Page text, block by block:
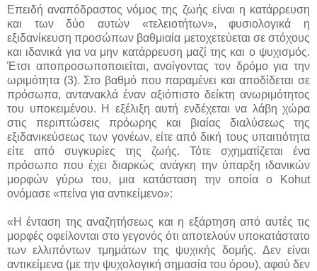
Επειδή αναπόδραστος νόμος της ζωής είναι η κατάρρευση
και των δύο αυτών «τελειοτήτων», φυσιολογικά η
εξιδανίκευση προσώπων βαθμιαία μετοχετεύεται σε στόχους
και ιδανικά για να μην κατάρρευση μαζί της και ο ψυχισμός.
Έτσι αποπροσωποποιείται, ανοίγοντας τον δρόμο για την
ωριμότητα (3). Στο βαθμό που παραμένει και αποδίδεται σε
πρόσωπα, αντανακλά έναν αξιόπιστο δείκτη ανωριμότητος
του υποκειμένου. Η εξέλιξη αυτή ενδέχεται να λάβη χώρα
στις περιπτώσεις πρόωρης και βιαίας διαλύσεως της
εξιδανικεύσεως των γονέων, είτε από δική τους υπαιτιότητα
είτε από συγκυρίες της ζωής. Τότε σχηματίζεται ένα
πρόσωπο που έχει διαρκώς ανάγκη την ύπαρξη ιδανικών
μορφών γύρω του, μια κατάσταση την οποία ο Kohut
ονόμασε «πείνα για αντικείμενο»:
«Η ένταση της αναζητήσεως και η εξάρτηση από αυτές τις
μορφές οφείλονται στο γεγονός ότι αποτελούν υποκατάστατο
των ελλιπόντων τμημάτων της ψυχικής δομής. Δεν είναι
αντικείμενα (με την ψυχολογική σημασία του όρου), αφού δεν